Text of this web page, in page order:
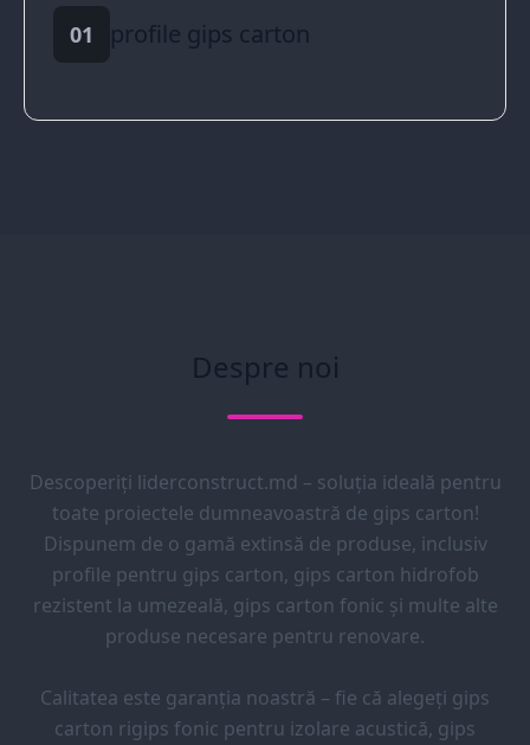
01 profile gips carton
Despre noi
Descoperiți liderconstruct.md – soluția ideală pentru
toate proiectele dumneavoastră de gips carton!
Dispunem de o gamă extinsă de produse, inclusiv
profile pentru gips carton, gips carton hidrofob
rezistent la umezeală, gips carton fonic și multe alte
produse necesare pentru renovare.
Calitatea este garanția noastră – fie că alegeți gips
carton rigips fonic pentru izolare acustică, gips